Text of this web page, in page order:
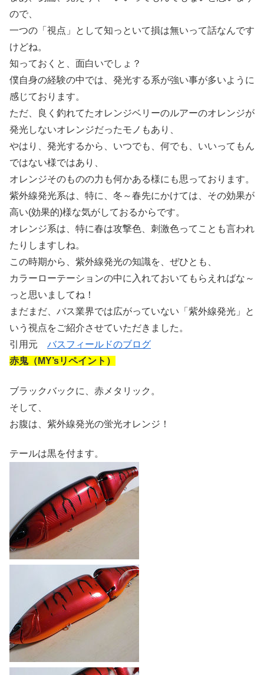
ので、
一つの「視点」として知っといて損は無いって話なんです
けどね。
知っておくと、面白いでしょ？
僕自身の経験の中では、発光する系が強い事が多いように
感じております。
ただ、良く釣れてたオレンジベリーのルアーのオレンジが
発光しないオレンジだったモノもあり、
やはり、発光するから、いつでも、何でも、いいってもん
ではない様ではあり、
オレンジそのものの力も何かある様にも思っております。
紫外線発光系は、特に、冬～春先にかけては、その効果が
高い(効果的)様な気がしておるからです。
オレンジ系は、特に春は攻撃色、刺激色ってことも言われ
たりしますしね。
この時期から、紫外線発光の知識を、ぜひとも、
カラーローテーションの中に入れておいてもらえればな～
っと思いましてね！
まだまだ、バス業界では広がっていない「紫外線発光」と
いう視点をご紹介させていただきました。
引用元 バスフィールドのブログ
赤鬼（MY’sリペイント）
ブラックバックに、赤メタリック。
そして、
お腹は、紫外線発光の蛍光オレンジ！
テールは黒を付ます。